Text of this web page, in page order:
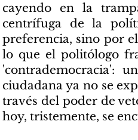
cayendo en la
centrífuga de la
preferencia, sino por
lo que el politólogo
'contrademocracia':
ciudadana ya no se
través del poder de
hoy, tristemente, se